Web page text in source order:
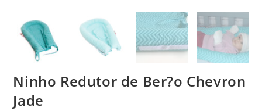
Ninho Redutor de Ber?o Chevron
Jade